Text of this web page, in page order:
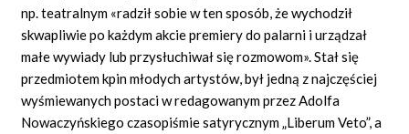
np. teatralnym «radził sobie w ten sposób, że wychodził
skwapliwie po każdym akcie premiery do palarni i urządzał
małe wywiady lub przysłuchiwał się rozmowom». Stał się
przedmiotem kpin młodych artystów, był jedną z najczęściej
wyśmiewanych postaci w redagowanym przez Adolfa
Nowaczyńskiego czasopiśmie satyrycznym „Liberum Veto”, a